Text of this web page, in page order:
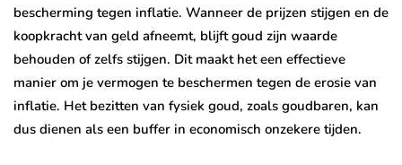
bescherming tegen inflatie. Wanneer de prijzen stijgen en de
koopkracht van geld afneemt, blijft goud zijn waarde
behouden of zelfs stijgen. Dit maakt het een effectieve
manier om je vermogen te beschermen tegen de erosie van
inflatie. Het bezitten van fysiek goud, zoals goudbaren, kan
dus dienen als een buffer in economisch onzekere tijden.